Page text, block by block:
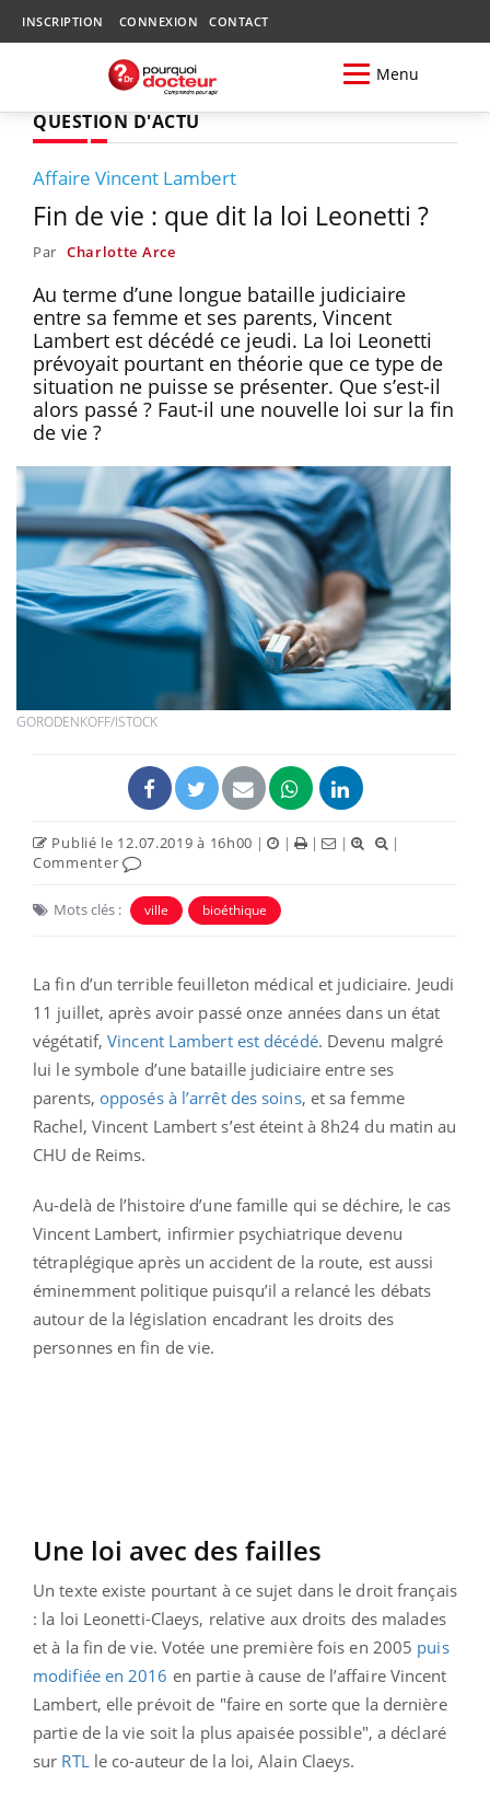
INSCRIPTION CONNEXION CONTACT
Menu
QUESTION D'ACTU
Affaire Vincent Lambert
Fin de vie : que dit la loi Leonetti ?
Par Charlotte Arce
Au terme d’une longue bataille judiciaire
entre sa femme et ses parents, Vincent
Lambert est décédé ce jeudi. La loi Leonetti
prévoyait pourtant en théorie que ce type de
situation ne puisse se présenter. Que s’est-il
alors passé ? Faut-il une nouvelle loi sur la fin
de vie ?
GORODENKOFF/ISTOCK
Publié le 12.07.2019 à 16h00 | | | |
|
Commenter
Mots clés : ville bioéthique
La fin d’un terrible feuilleton médical et judiciaire. Jeudi
11 juillet, après avoir passé onze années dans un état
végétatif,Vincent Lambert est décédé. Devenu malgré
lui le symbole d’une bataille judiciaire entre ses
parents, opposés à l’arrêt des soins, et sa femme
Rachel, Vincent Lambert s’est éteint à 8h24 du matin au
CHU de Reims.
Au-delà de l’histoire d’une famille qui se déchire, le cas
Vincent Lambert, infirmier psychiatrique devenu
tétraplégique après un accident de la route, est aussi
éminemment politique puisqu’il a relancé les débats
autour de la législation encadrant les droits des
personnes en fin de vie.
Une loi avec des failles
Un texte existe pourtant à ce sujet dans le droit français
: la loi Leonetti-Claeys, relative aux droits des malades
et à la fin de vie. Votée une première fois en 2005 puis
modifiée en 2016 en partie à cause de l’affaire Vincent
Lambert, elle prévoit de "faire en sorte que la dernière
partie de la vie soit la plus apaisée possible", a déclaré
sur RTLle co-auteur de la loi, Alain Claeys.